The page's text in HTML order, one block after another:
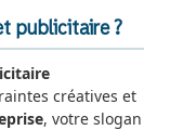
publicitaire ?
créatives et
, votre slogan